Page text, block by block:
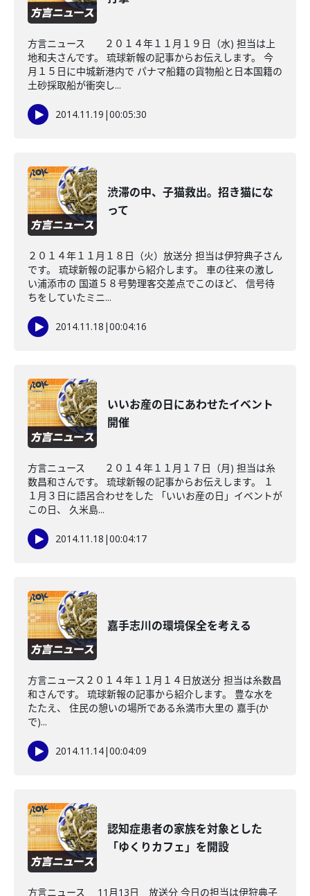
方言ニュース ２０１４年１１月１９日（水) 担当は上
地和夫さんです。 琉球新報の記事からお伝えします。 今
月１５日に中城新港内で パナマ船籍の貨物船と日本国籍の
土砂採取船が衝突し...
2014.11.19 |00:05:30
渋滞の中、子猫救出。招き猫にな
って
２０１４年１１月１８日（火）放送分 担当は伊狩典子さん
です。 琉球新報の記事から紹介します。 車の往来の激し
い浦添市の 国道５８号勢理客交差点でこのほど、 信号待
ちをしていたミニ...
2014.11.18 |00:04:16
いいお産の日にあわせたイベント
開催
方言ニュース ２０１４年１１月１７日（月) 担当は糸
数昌和さんです。 琉球新報の記事からお伝えします。 １
１月３日に語呂合わせをした 「いいお産の日」イベントが
この日、 久米島...
2014.11.18 |00:04:17
嘉手志川の環境保全を考える
方言ニュース２０１４年１１月１４日放送分 担当は糸数昌
和さんです。 琉球新報の記事から紹介します。 豊な水を
たたえ、 住民の憩いの場所である糸満市大里の 嘉手(か
で)...
2014.11.14|00:04:09
認知症患者の家族を対象とした
「ゆくりカフェ」を開設
方言ニュース 11月13日 放送分 今日の担当は伊狩典子